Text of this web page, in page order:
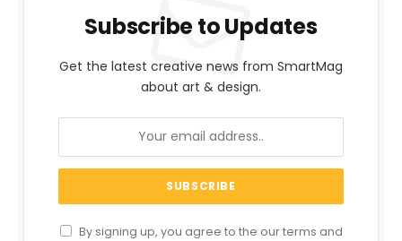
Subscribe to Updates
Get the latest creative news from SmartMag
about art & design.
By signing up, you agree to the our terms and